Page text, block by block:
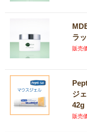
ラ
販売
ジ
42g
販売